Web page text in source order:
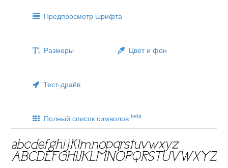
Предпросмотр шрифта
Размеры Цвет и фон
Тест-драйв
Полный список символов beta